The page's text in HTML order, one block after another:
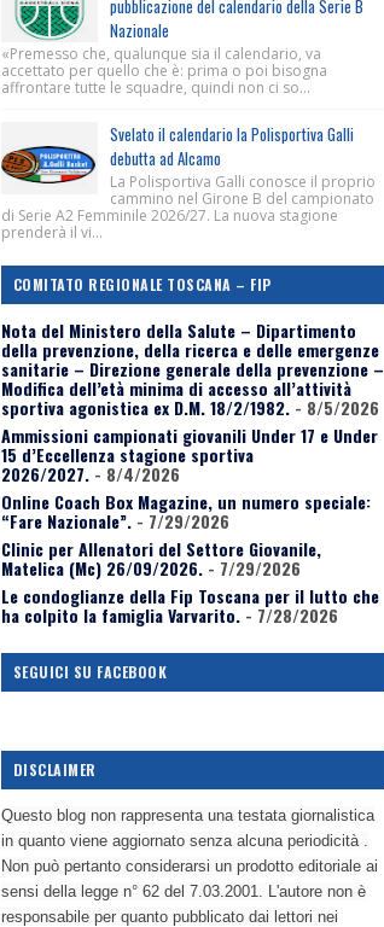
pubblicazione del calendario della Serie B
Nazionale
«Premesso che, qualunque sia il calendario, va
accettato per quello che è: prima o poi bisogna
affrontare tutte le squadre, quindi non ci so...
Svelato il calendario la Polisportiva Galli
debutta ad Alcamo
La Polisportiva Galli conosce il proprio
cammino nel Girone B del campionato
di Serie A2 Femminile 2026/27. La nuova stagione
prenderà il vi...
COMITATO REGIONALE TOSCANA – FIP
Nota del Ministero della Salute – Dipartimento
della prevenzione, della ricerca e delle emergenze
sanitarie – Direzione generale della prevenzione –
Modifica dell’età minima di accesso all’attività
sportiva agonistica ex D.M. 18/2/1982.- 8/5/2026
Ammissioni campionati giovanili Under 17 e Under
15 d’Eccellenza stagione sportiva
2026/2027.- 8/4/2026
Online Coach Box Magazine, un numero speciale:
“Fare Nazionale”.- 7/29/2026
Clinic per Allenatori del Settore Giovanile,
Matelica (Mc) 26/09/2026.- 7/29/2026
Le condoglianze della Fip Toscana per il lutto che
ha colpito la famiglia Varvarito.- 7/28/2026
SEGUICI SU FACEBOOK
DISCLAIMER
Questo blog non rappresenta una testata giornalistica
in quanto viene aggiornato senza alcuna periodicità .
Non può pertanto considerarsi un prodotto editoriale ai
sensi della legge n° 62 del 7.03.2001. L'autore non è
responsabile per quanto pubblicato dai lettori nei